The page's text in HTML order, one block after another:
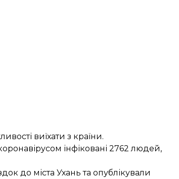
виїхати з країни.
інфіковані 2762 людей,
до міста Ухань та опублікували